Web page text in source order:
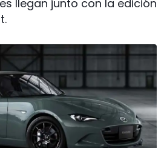
llegan junto con la edición